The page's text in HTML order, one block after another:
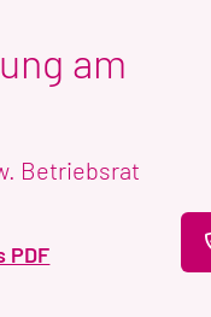
am
Betriebsrat
PDF